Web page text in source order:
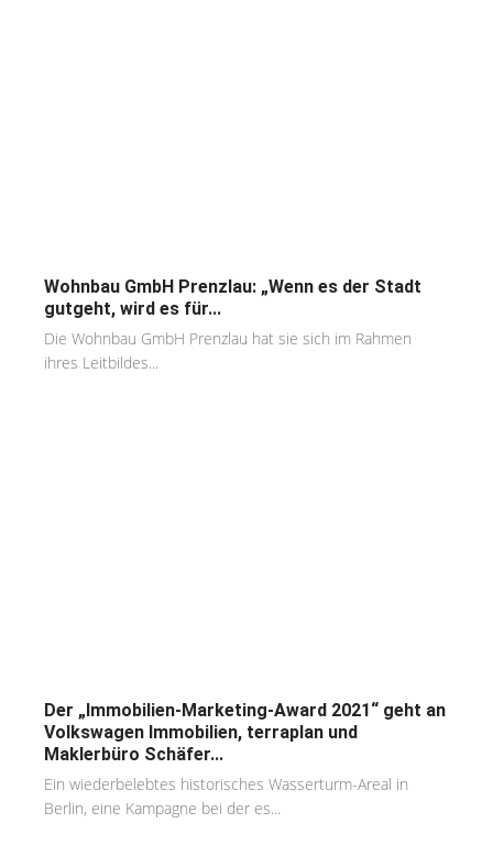
Wohnbau GmbH Prenzlau: „Wenn es der Stadt
gutgeht, wird es für...
Die Wohnbau GmbH Prenzlau hat sie sich im Rahmen
ihres Leitbildes...
Der „Immobilien-Marketing-Award 2021“ geht an
Volkswagen Immobilien, terraplan und
Maklerbüro Schäfer...
Ein wiederbelebtes historisches Wasserturm-Areal in
Berlin, eine Kampagne bei der es...